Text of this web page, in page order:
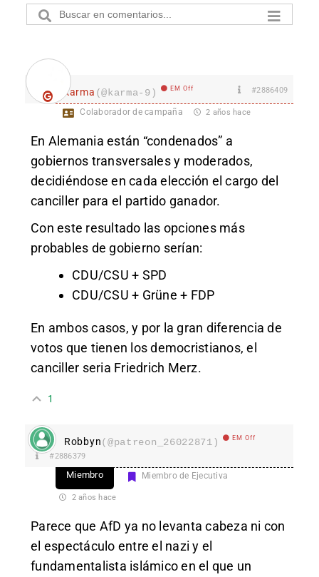
karma (@karma-9) EM Off #2886409
Colaborador de campaña 2 años hace
En Alemania están “condenados” a
gobiernos transversales y moderados,
decidiéndose en cada elección el cargo del
canciller para el partido ganador.
Con este resultado las opciones más
probables de gobierno serían:
CDU/CSU + SPD
CDU/CSU + Grüne + FDP
En ambos casos, y por la gran diferencia de
votos que tienen los democristianos, el
canciller seria Friedrich Merz.
1
Robbyn(@patreon_26022871) EM Off
#2886379
Miembro Miembro de Ejecutiva
2 años hace
Parece que AfD ya no levanta cabeza ni con
el espectáculo entre el nazi y el
fundamentalista islámico en el que un